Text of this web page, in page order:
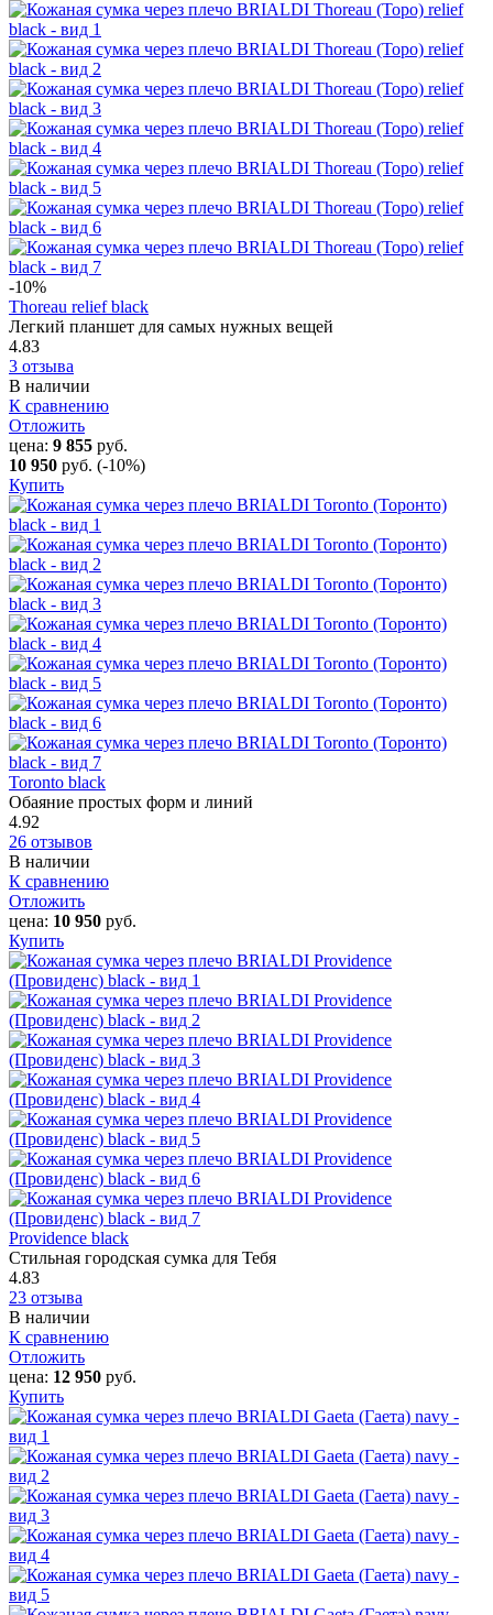
-10%
Thoreau relief black
Легкий планшет для самых нужных вещей
4.83
3 отзыва
В наличии
К сравнению
Отложить
цена: 9 855 руб.
10 950 руб. (-10%)
Купить
Toronto black
Обаяние простых форм и линий
4.92
26 отзывов
В наличии
К сравнению
Отложить
цена: 10 950 руб.
Купить
Providence‎ black
Стильная городская сумка для Тебя
4.83
23 отзыва
В наличии
К сравнению
Отложить
цена: 12 950 руб.
Купить